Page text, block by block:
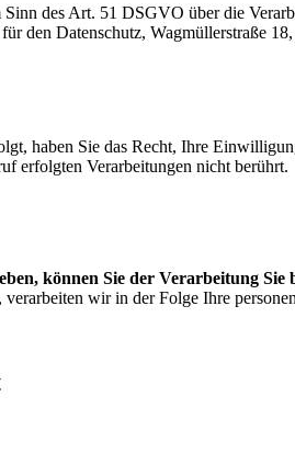
des Art. 51 DSGVO über die
den Datenschutz, Wagmüllerstraße
haben Sie das Recht, Ihre
erfolgten Verarbeitungen nicht berührt.
können Sie der Verarbeitung
wir in der Folge Ihre